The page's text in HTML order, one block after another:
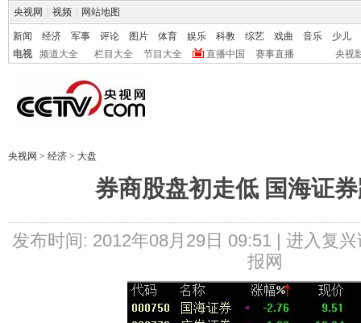
央视网 视频 网站地图
新闻 经济 军事 评论 图片 体育 娱乐 科教 综艺 戏曲 音乐
少儿
电视
频道大全 栏目大全 节目大全 直播中国 赛事直播 央视
央视网 > 经济 > 大盘
券商股盘初走低 国海证
发布时间: 2012年08月29日 09:51 | 进入复兴
报网